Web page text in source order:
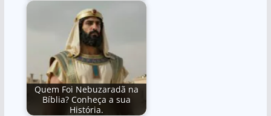
Quem Foi Nebuzaradã na
Bíblia? Conheça a sua
História.